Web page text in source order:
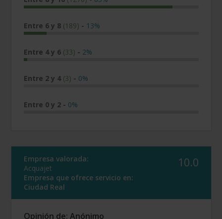
Entre 6 y 8 (189) - 13%
Entre 4 y 6 (33) - 2%
Entre 2 y 4 (3) - 0%
Entre 0 y 2 - 0%
Empresa valorada:
Acquajet
Empresa que ofrece servicio en:
Ciudad Real
10.0
Opinión de: Anónimo